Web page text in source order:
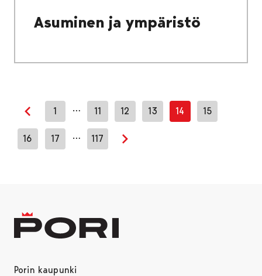
Asuminen ja ympäristö
Edellinen sivu
1 … 11 12 13 14 15
16 17 … 117
Seuraava sivu
Porin kaupunki